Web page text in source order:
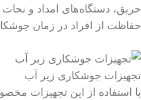
حریق، دستگاه‌های امداد و
حفاظت از افراد در زمان
تجهیزات جوشکاری زیر آب
با استفاده از این تجهیزات